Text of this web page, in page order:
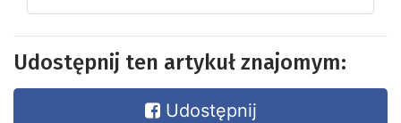
Udostępnij ten artykuł znajomym:
Udostępnij